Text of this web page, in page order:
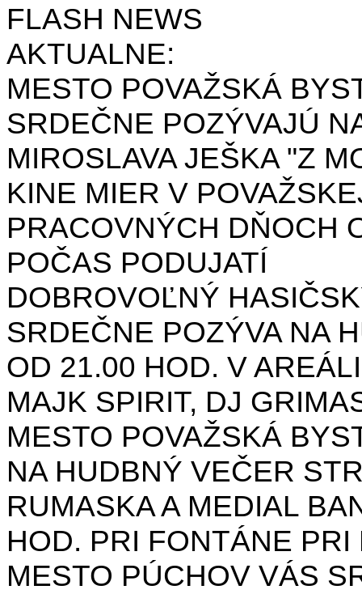
FLASH NEWS
AKTUALNE:
MESTO POVAŽSKÁ
SRDEČNE POZÝVAJÚ
MIROSLAVA JEŠKA "Z
KINE MIER V
PRACOVNÝCH DŇOCH
POČAS PODUJATÍ
DOBROVOĽNÝ
SRDEČNE POZÝVA NA
OD 21.00 HOD. V
MAJK SPIRIT, DJ
MESTO POVAŽSKÁ
NA HUDBNÝ VEČER
RUMASKA A MEDIAL
HOD. PRI FONTÁNE PRI
MESTO PÚCHOV VÁS